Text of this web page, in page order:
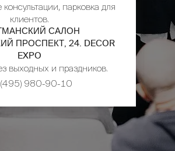
парковка для
клиентов.
САЛОН
ПРОСПЕКТ, 24. DECOR
EXPO
выходных и праздников.
980-90-10